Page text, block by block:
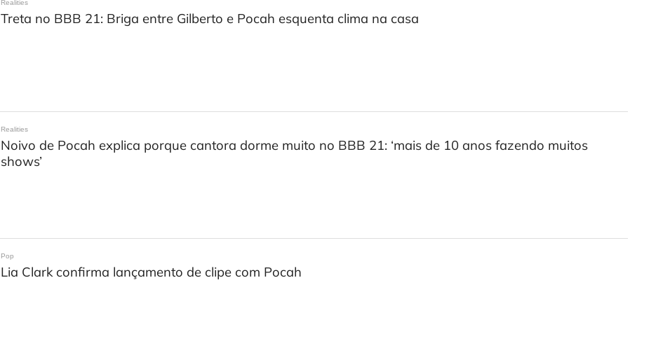
Realities
Treta no BBB 21: Briga entre Gilberto e Pocah esquenta clima na casa
Realities
Noivo de Pocah explica porque cantora dorme muito no BBB 21: ‘mais de 10 anos fazendo muitos
shows’
Pop
Lia Clark confirma lançamento de clipe com Pocah